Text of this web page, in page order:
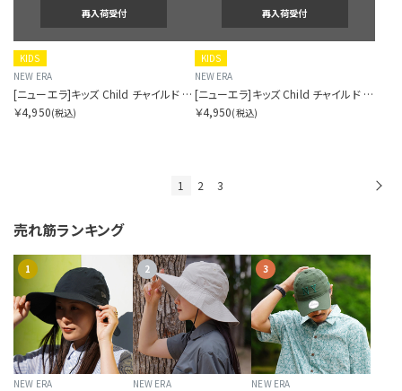
再入荷受付
KIDS
NEW ERA
[ニューエラ]キッズ Child チャイルド 9TWENTY ちいかわ / ハチワレ ホワイト/ラディアントブルー
￥4,950(税込)
再入荷受付
KIDS
NEW ERA
[ニューエラ]キッズ Child チャイルド 9TWENTY ちいかわ / ちいかわ ホワイト
￥4,950(税込)
1 2 3
売れ筋ランキング
1
NEW ERA
2
NEW ERA
3
NEW ERA